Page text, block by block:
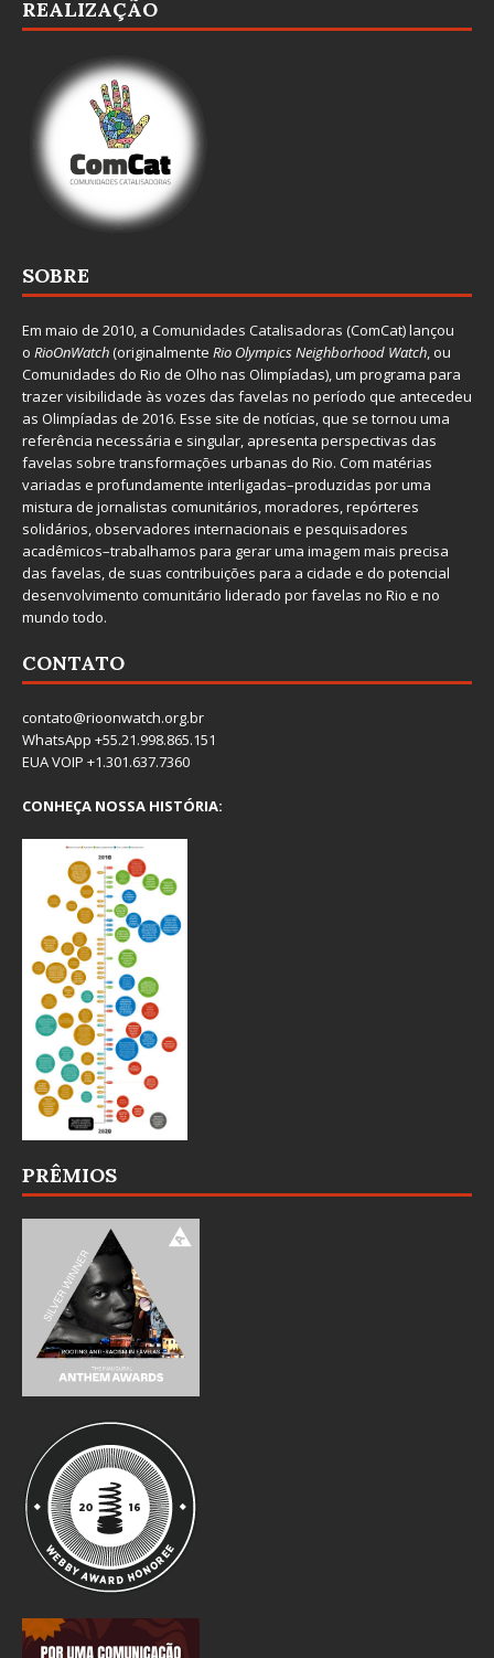
REALIZAÇÃO
SOBRE
Em maio de 2010, a Comunidades Catalisadoras (ComCat) lançou
o RioOnWatch(originalmente Rio Olympics Neighborhood Watch, ou
Comunidades do Rio de Olho nas Olimpíadas), um programa para
trazer visibilidade às vozes das favelas no período que antecedeu
as Olimpíadas de 2016. Esse site de notícias, que se tornou uma
referência necessária e singular, apresenta perspectivas das
favelas sobre transformações urbanas do Rio. Com matérias
variadas e profundamente interligadas–produzidas por uma
mistura de jornalistas comunitários, moradores, repórteres
solidários, observadores internacionais e pesquisadores
acadêmicos–trabalhamos para gerar uma imagem mais precisa
das favelas, de suas contribuições para a cidade e do potencial
desenvolvimento comunitário liderado por favelas no Rio e no
mundo todo.
CONTATO
contato@rioonwatch.org.br
WhatsApp +55.21.998.865.151
EUA VOIP +1.301.637.7360
CONHEÇA NOSSA HISTÓRIA:
PRÊMIOS